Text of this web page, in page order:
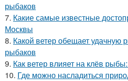
рыбаков
7. Какие самые известные
Москвы
8. Какой ветер обещает удачную
рыбаков
9. Как ветер влияет на клёв
10. Где можно насладиться